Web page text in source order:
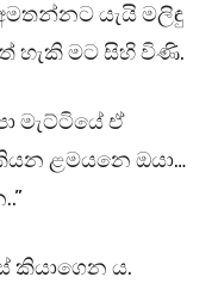
යැයි මලිඳු
හැකි මට සිහි විණි.
මැට්ටියේ ඒ
ළමයනෙ ඔයා…
කියාගෙන ය.